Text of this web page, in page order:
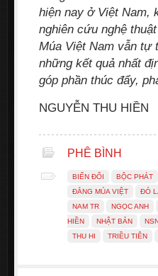
hiện nay ở Việt Nam,
nghiên cứu nghệ
Múa Việt Nam vẫn tự
những kết quả nhất
góp phần thúc đẩy,
NGUYỄN THU HIỀN
PHÊ BÌNH
BIẾN ĐỔI BỘC PHÁT
ĐẲNG MÚA VIỆT
ĐÓ
NAM TR
NGỌC ANH
HIỀN
NHẬT BẢN
THU HI
TRIỀU TIÊN